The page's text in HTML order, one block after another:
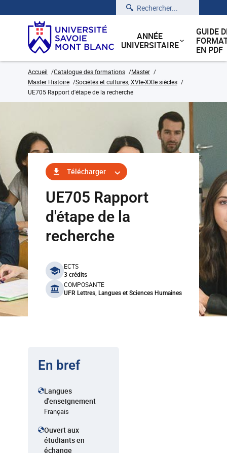
Rechercher
ANNÉE
UNIVERSITAIRE
GUIDE
EN PDF
Accueil Catalogue des formations
Master
Master Histoire
Sociétés et cultures, XVIe-XXIe siècles
UE705 Rapport d'étape de la recherche
Télécharger
UE705 Rapport
d'étape de la
recherche
benefits
ECTS
3 crédits
COMPOSANTE
UFR Lettres, Langues et Sciences Humaines
En bref
Langues
d'enseignement
Français
Ouvert aux
étudiants en
échange